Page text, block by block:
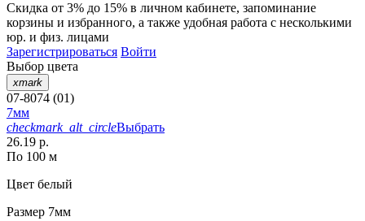
Скидка от 3% до 15% в личном кабинете, запоминание
корзины и избранного, а также удобная работа с несколькими
юр. и физ. лицами
Зарегистрироваться Войти
Выбор цвета
xmark
07-8074 (01)
7мм
checkmark_alt_circleВыбрать
26.19 р.
По 100 м
Цвет белый
Размер 7мм